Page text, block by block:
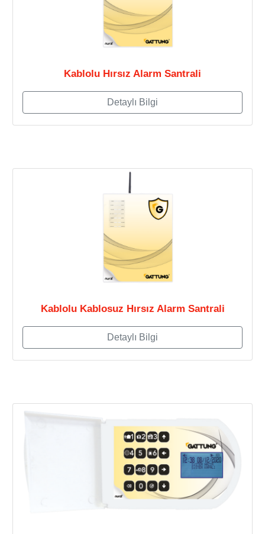
Kablolu Hırsız Alarm Santrali
Detaylı Bilgi
Kablolu Kablosuz Hırsız Alarm Santrali
Detaylı Bilgi